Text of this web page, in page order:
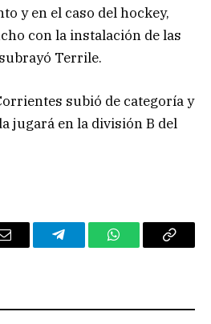
y en el caso del hockey,
con la instalación de las
Terrile.
subió de categoría y
jugará en la división B del
Email TelegramWhatsAppCopy